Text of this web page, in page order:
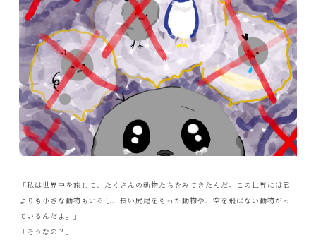
「私は世界中を旅して、たくさんの動物たちをみてきたんだ。この世界には君
よりも小さな動物もいるし、長い尻尾をもった動物や、空を飛ばない動物だっ
ているんだよ。」
「そうなの？」